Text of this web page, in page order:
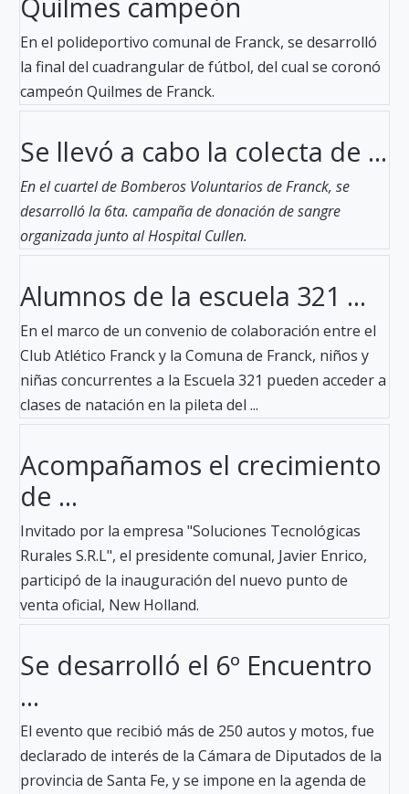
Quilmes campeón
En el polideportivo comunal de Franck, se desarrolló
la final del cuadrangular de fútbol, del cual se coronó
campeón Quilmes de Franck.
Se llevó a cabo la colecta de ...
En el cuartel de Bomberos Voluntarios de Franck, se
desarrolló la 6ta. campaña de donación de sangre
organizada junto al Hospital Cullen.
Alumnos de la escuela 321 ...
En el marco de un convenio de colaboración entre el
Club Atlético Franck y la Comuna de Franck, niños y
niñas concurrentes a la Escuela 321 pueden acceder a
clases de natación en la pileta del ...
Acompañamos el crecimiento
de ...
Invitado por la empresa "Soluciones Tecnológicas
Rurales S.R.L", el presidente comunal, Javier Enrico,
participó de la inauguración del nuevo punto de
venta oficial, New Holland.
Se desarrolló el 6º Encuentro
...
El evento que recibió más de 250 autos y motos, fue
declarado de interés de la Cámara de Diputados de la
provincia de Santa Fe, y se impone en la agenda de